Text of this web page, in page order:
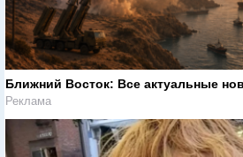
Ближний Восток: Все актуальные
Реклама